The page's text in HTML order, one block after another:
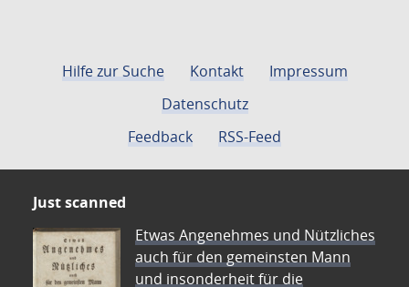
Hilfe zur Suche Kontakt
Impressum
Datenschutz
Feedback
RSS-Feed
Just scanned
Etwas Angenehmes und Nützliches
auch für den gemeinsten Mann
und insonderheit für die